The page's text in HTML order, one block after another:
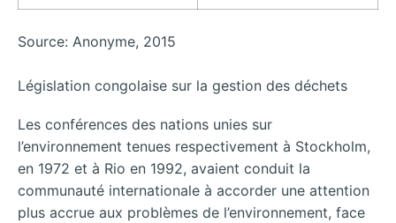
Source: Anonyme, 2015
Législation congolaise sur la gestion des déchets
Les conférences des nations unies sur
l’environnement tenues respectivement à Stockholm,
en 1972 et à Rio en 1992, avaient conduit la
communauté internationale à accorder une attention
plus accrue aux problèmes de l’environnement, face